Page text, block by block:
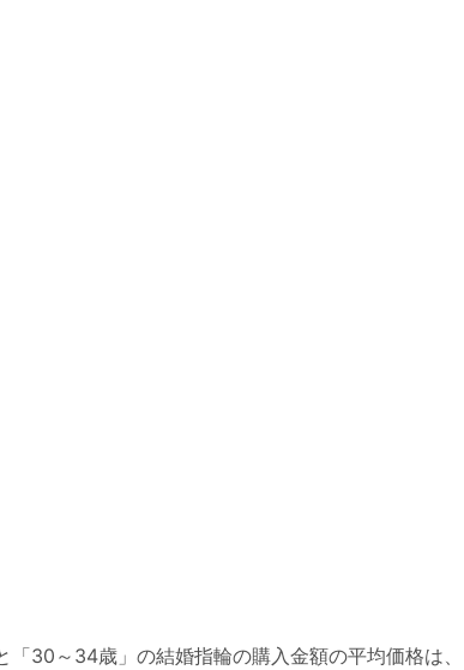
30～34歳」の結婚指輪の購入金額の平均価格は